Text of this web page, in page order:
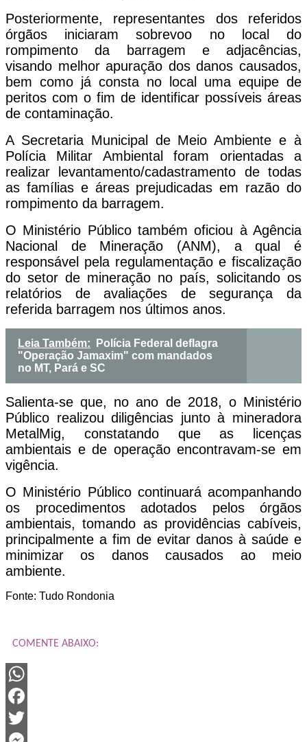
Posteriormente, representantes dos referidos
órgãos iniciaram sobrevoo no local do
rompimento da barragem e adjacências,
visando melhor apuração dos danos causados,
bem como já consta no local uma equipe de
peritos com o fim de identificar possíveis áreas
de contaminação.
A Secretaria Municipal de Meio Ambiente e à
Polícia Militar Ambiental foram orientadas a
realizar levantamento/cadastramento de todas
as famílias e áreas prejudicadas em razão do
rompimento da barragem.
O Ministério Público também oficiou à Agência
Nacional de Mineração (ANM), a qual é
responsável pela regulamentação e fiscalização
do setor de mineração no país, solicitando os
relatórios de avaliações de segurança da
referida barragem nos últimos anos.
Leia Também:
Polícia Federal deflagra
"Operação Jamaxim" com mandados
no MT, Pará e SC
Salienta-se que, no ano de 2018, o Ministério
Público realizou diligências junto à mineradora
MetalMig, constatando que as licenças
ambientais e de operação encontravam-se em
vigência.
O Ministério Público continuará acompanhando
os procedimentos adotados pelos órgãos
ambientais, tomando as providências cabíveis,
principalmente a fim de evitar danos à saúde e
minimizar os danos causados ao meio
ambiente.
Fonte: Tudo Rondonia
COMENTE ABAIXO:
WhatsApp
Facebook
Twitter